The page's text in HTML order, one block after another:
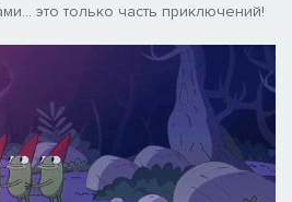
это только часть приключений!